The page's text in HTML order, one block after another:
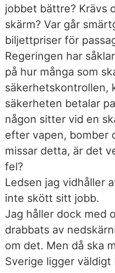
jobbet bättre? Krävs
skärm? Var går
biljettpriser för
Regeringen har
på hur många som
säkerhetskontrollen,
säkerheten betalar
någon sitter vid en
efter vapen, bomber
missar detta, är det
fel?
Ledsen jag vidhåller
inte skött sitt jobb.
Jag håller dock med
drabbats av
om det. Men då ska
Sverige ligger